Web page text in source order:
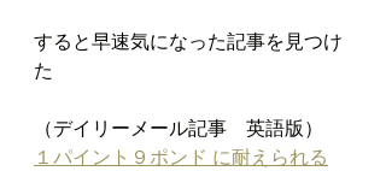
すると早速気になった記事を見つけ
た
（デイリーメール記事　英語版）
１パイント９ポンド に耐えられる